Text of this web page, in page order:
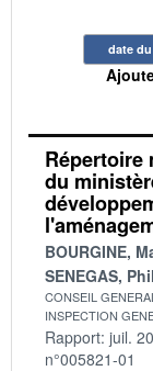
date
Répertoire
du
BOURGINE,
SENEGAS,
CONSEIL
INSPECTION
Rapport: juil.
n°005821-01